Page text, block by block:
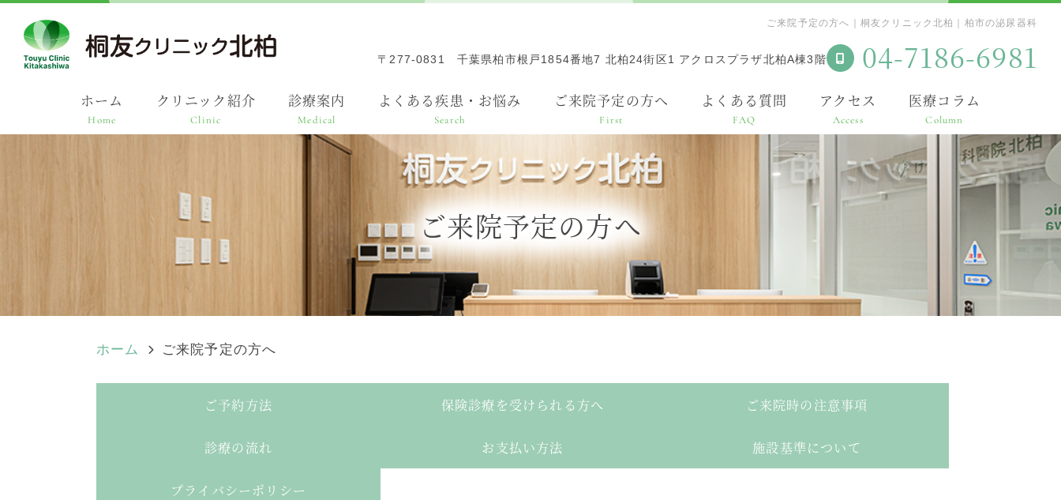
ご来院予定の方へ｜桐友クリニック北柏｜柏市の泌尿器科
〒277-0831 千葉県柏市根戸1854番地7 北柏24街区1 アクロスプラザ北柏A棟3階 04-7186-6981
ホーム
Home
クリニック紹介
Clinic
診療案内
Medical
よくある疾患・お悩み
Search
ご来院予定の方へ
First
よくある質問
FAQ
アクセス
Access
医療コラム
Column
ご来院予定の方へ
ホーム ご来院予定の方へ
ご予約方法 保険診療を受けられる方へ ご来院時の注意事項
診療の流れ お支払い方法 施設基準について
プライバシーポリシー